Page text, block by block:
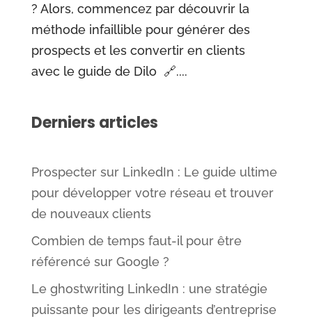
? Alors, commencez par découvrir la
méthode infaillible pour générer des
prospects et les convertir en clients
avec le guide de Dilo 🔗....
Derniers articles
Prospecter sur LinkedIn : Le guide ultime
pour développer votre réseau et trouver
de nouveaux clients
Combien de temps faut-il pour être
référencé sur Google ?
Le ghostwriting LinkedIn : une stratégie
puissante pour les dirigeants d’entreprise